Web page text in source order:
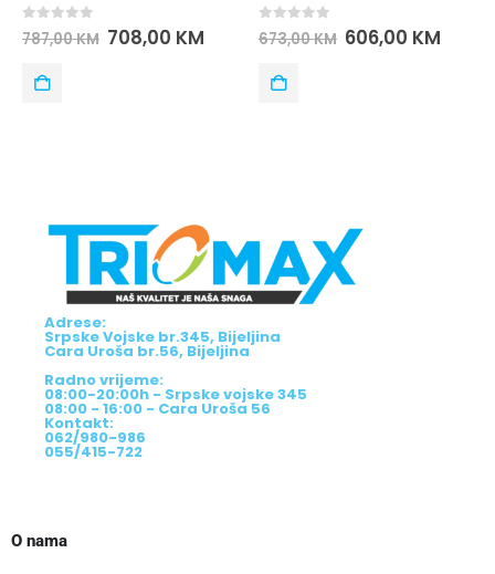
out of 5
673,00KM 606,00 KM out of 5
703,00KM 562,00
Adrese:
Srpske Vojske br.345, Bijeljina
Cara Uroša br.56, Bijeljina
Radno vrijeme:
08:00-20:00h - Srpske vojske 345
08:00 - 16:00 - Cara Uroša 56
Kontakt:
062/980-986
055/415-722
O nama